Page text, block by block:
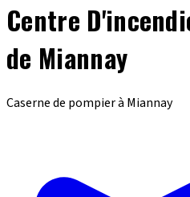
Centre
de Miannay
Caserne de pompier à Miannay